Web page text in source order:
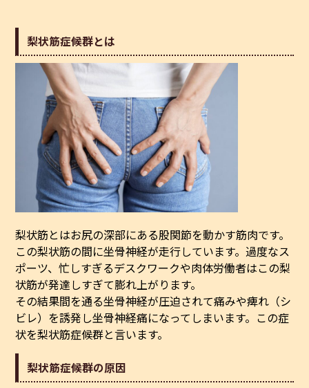
梨状筋症候群とは
梨状筋とはお尻の深部にある股関節を動かす筋肉です。
この梨状筋の間に坐骨神経が走行しています。過度なス
ポーツ、忙しすぎるデスクワークや肉体労働者はこの梨
状筋が発達しすぎて膨れ上がります。
その結果間を通る坐骨神経が圧迫されて痛みや痺れ（シ
ビレ）を誘発し坐骨神経痛になってしまいます。この症
状を梨状筋症候群と言います。
梨状筋症候群の原因